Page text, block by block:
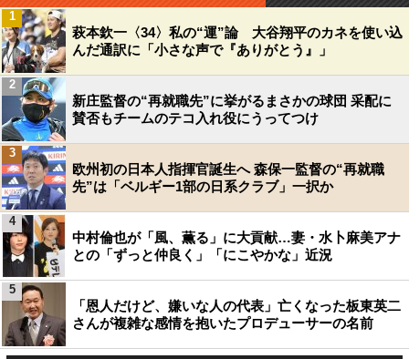
萩本欽一〈34〉私の“運”論 大谷翔平のカネを使い込
んだ通訳に「小さな声で『ありがとう』」
1
新庄監督の“再就職先”に挙がるまさかの球団 采配に
賛否もチームのテコ入れ役にうってつけ
2
欧州初の日本人指揮官誕生へ 森保一監督の“再就職
先”は「ベルギー1部の日系クラブ」一択か
3
中村倫也が「風、薫る」に大貢献…妻・水卜麻美アナ
との「ずっと仲良く」「にこやかな」近況
4
「恩人だけど、嫌いな人の代表」亡くなった板東英二
さんが複雑な感情を抱いたプロデューサーの名前
5